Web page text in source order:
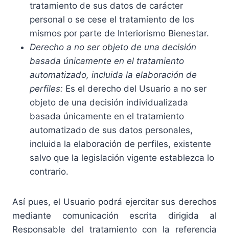
tratamiento de sus datos de carácter
personal o se cese el tratamiento de los
mismos por parte de Interiorismo Bienestar.
Derecho a no ser objeto de una decisión
basada únicamente en el tratamiento
automatizado, incluida la elaboración de
perfiles: Es el derecho del Usuario a no ser
objeto de una decisión individualizada
basada únicamente en el tratamiento
automatizado de sus datos personales,
incluida la elaboración de perfiles, existente
salvo que la legislación vigente establezca lo
contrario.
Así pues, el Usuario podrá ejercitar sus derechos
mediante comunicación escrita dirigida al
Responsable del tratamiento con la referencia